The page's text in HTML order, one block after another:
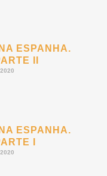
ESPANHA.
II
ESPANHA.
I